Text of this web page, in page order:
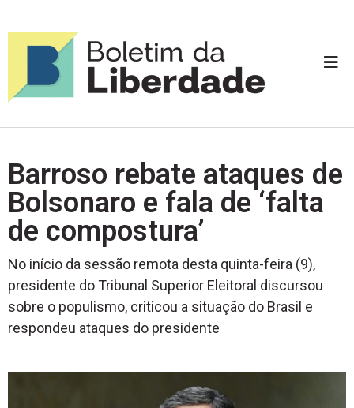
Barroso rebate ataques de
Bolsonaro e fala de ‘falta
de compostura’
No início da sessão remota desta quinta-feira (9),
presidente do Tribunal Superior Eleitoral discursou
sobre o populismo, criticou a situação do Brasil e
respondeu ataques do presidente